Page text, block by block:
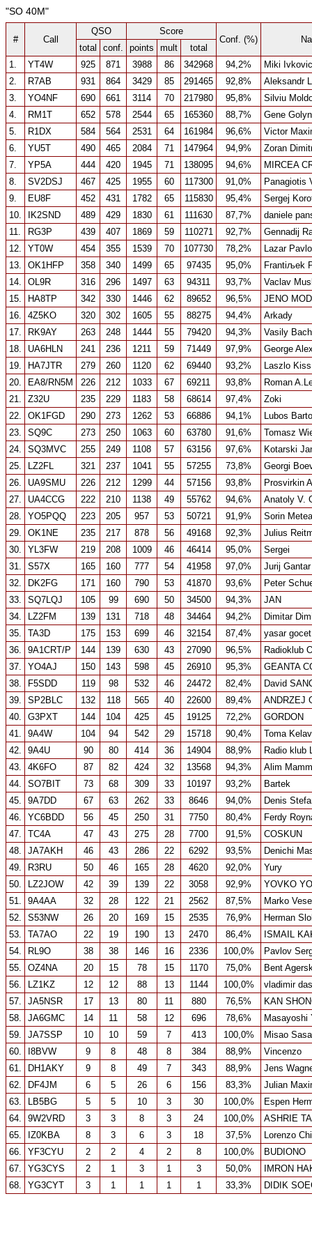
"SO 40M"
# Call
QSO
Score
Conf. (%)
total
conf. points mult
total
1.
YT4W 925 871 3988 86 342968 94,2%
Miki Ivkovic
2.
R7AB 931 864 3429 85 291465 92,8%
Aleksandr
3.
YO4NF 690 661 3114 70 217980 95,8%
Silviu
4.
RM1T 652 578 2544 65 165360 88,7%
Gene
5.
R1DX 584 564 2531 64 161984 96,6%
Victor
6.
YU5T 490 465 2084 71 147964 94,9%
Zoran
7.
YP5A 444 420 1945 71 138095 94,6%
MIRCEA
8.
SV2DSJ 467 425 1955 60 117300 91,0%
Panagiotis
9.
EU8F 452 431 1782 65 115830 95,4%
Sergej
10.
IK2SND 489 429 1830 61 111630 87,7%
daniele
11.
RG3P 439 407 1869 59 110271 92,7%
Gennadij
12.
YT0W 454 355 1539 70 107730 78,2%
Lazar
13.
OK1HFP 358 340 1499 65 97435 95,0%
Frantiљek
14.
OL9R 316 296 1497 63 94311 93,7%
Vaclav
15.
HA8TP 342 330 1446 62 89652 96,5%
JENO
16.
4Z5KO 320 302 1605 55 88275 94,4%
Arkady
17.
RK9AY 263 248 1444 55 79420 94,3%
Vasily
18.
UA6HLN 241 236 1211 59 71449 97,9%
George
19.
HA7JTR 279 260 1120 62 69440 93,2%
Laszlo Kiss
20.
EA8/RN5M 226 212 1033 67 69211 93,8%
Roman
21.
Z32U 235 229 1183 58 68614 97,4%
Zoki
22.
OK1FGD 290 273 1262 53 66886 94,1%
Lubos
23.
SQ9C 273 250 1063 60 63780 91,6%
Tomasz
24.
SQ3MVC 255 249 1108 57 63156 97,6%
Kotarski
25.
LZ2FL 321 237 1041 55 57255 73,8%
Georgi
26.
UA9SMU 226 212 1299 44 57156 93,8%
Prosvirkin
27.
UA4CCG 222 210 1138 49 55762 94,6%
Anatoly V.
28.
YO5PQQ 223 205 957 53 50721 91,9%
Sorin Metea
29.
OK1NE 235 217 878 56 49168 92,3%
Julius
30.
YL3FW 219 208 1009 46 46414 95,0%
Sergei
31.
S57X 165 160 777 54 41958 97,0%
Jurij Gantar
32.
DK2FG 171 160 790 53 41870 93,6%
Peter
33.
SQ7LQJ 105 99 690 50 34500 94,3%
JAN
34.
LZ2FM 139 131 718 48 34464 94,2%
Dimitar
35.
TA3D 175 153 699 46 32154 87,4%
yasar gocet
36.
9A1CRT/P 144 139 630 43 27090 96,5%
Radioklub
37.
YO4AJ 150 143 598 45 26910 95,3%
GEANTA
38.
F5SDD 119 98 532 46 24472 82,4%
David
39.
SP2BLC 132 118 565 40 22600 89,4%
ANDRZEJ
40.
G3PXT 144 104 425 45 19125 72,2%
GORDON
41.
9A4W 104 94 542 29 15718 90,4%
Toma
42.
9A4U 90 80 414 36 14904 88,9%
Radio klub
43.
4K6FO 87 82 424 32 13568 94,3%
Alim
44.
SO7BIT 73 68 309 33 10197 93,2%
Bartek
45.
9A7DD 67 63 262 33 8646 94,0%
Denis
46.
YC6BDD 56 45 250 31 7750 80,4%
Ferdy
47.
TC4A 47 43 275 28 7700 91,5%
COSKUN
48.
JA7AKH 46 43 286 22 6292 93,5%
Denichi
49.
R3RU 50 46 165 28 4620 92,0%
Yury
50.
LZ2JOW 42 39 139 22 3058 92,9%
YOVKO
51.
9A4AA 32 28 122 21 2562 87,5%
Marko
52.
S53NW 26 20 169 15 2535 76,9%
Herman
53.
TA7AO 22 19 190 13 2470 86,4%
ISMAIL
54.
RL9O 38 38 146 16 2336 100,0%
Pavlov
55.
OZ4NA 20 15 78 15 1170 75,0%
Bent
56.
LZ1KZ 12 12 88 13 1144 100,0%
vladimir
57.
JA5NSR 17 13 80 11 880 76,5%
KAN
58.
JA6GMC 14 11 58 12 696 78,6%
Masayoshi
59.
JA7SSP 10 10 59 7 413 100,0%
Misao
60.
I8BVW 9 8 48 8 384 88,9%
Vincenzo
61.
DH1AKY 9 8 49 7 343 88,9%
Jens
62.
DF4JM 6 5 26 6 156 83,3%
Julian
63.
LB5BG 5 5 10 3 30 100,0%
Espen
64.
9W2VRD 3 3 8 3 24 100,0%
ASHRIE
65.
IZ0KBA 8 3 6 3 18 37,5%
Lorenzo
66.
YF3CYU 2 2 4 2 8 100,0%
BUDIONO
67.
YG3CYS 2 1 3 1 3 50,0%
IMRON
68.
YG3CYT 3 1 1 1 1 33,3% DIDIK